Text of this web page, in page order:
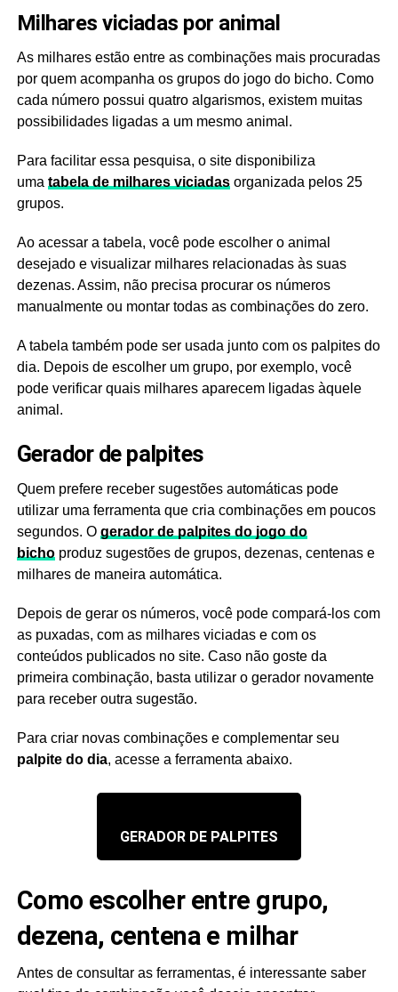
Milhares viciadas por animal
As milhares estão entre as combinações mais procuradas
por quem acompanha os grupos do jogo do bicho. Como
cada número possui quatro algarismos, existem muitas
possibilidades ligadas a um mesmo animal.
Para facilitar essa pesquisa, o site disponibiliza
uma tabela de milhares viciadasorganizada pelos 25
grupos.
Ao acessar a tabela, você pode escolher o animal
desejado e visualizar milhares relacionadas às suas
dezenas. Assim, não precisa procurar os números
manualmente ou montar todas as combinações do zero.
A tabela também pode ser usada junto com os palpites do
dia. Depois de escolher um grupo, por exemplo, você
pode verificar quais milhares aparecem ligadas àquele
animal.
Gerador de palpites
Quem prefere receber sugestões automáticas pode
utilizar uma ferramenta que cria combinações em poucos
segundos. O gerador de palpites do jogo do
bichoproduz sugestões de grupos, dezenas, centenas e
milhares de maneira automática.
Depois de gerar os números, você pode compará-los com
as puxadas, com as milhares viciadas e com os
conteúdos publicados no site. Caso não goste da
primeira combinação, basta utilizar o gerador novamente
para receber outra sugestão.
Para criar novas combinações e complementar seu
palpite do dia, acesse a ferramenta abaixo.
GERADOR DE PALPITES
Como escolher entre grupo,
dezena, centena e milhar
Antes de consultar as ferramentas, é interessante saber